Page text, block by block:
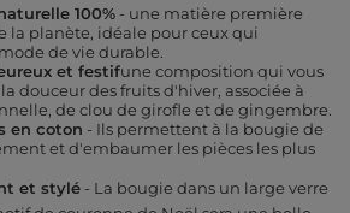
100% - une matière première
la planète, idéale pour ceux qui
de vie durable.
et festifune composition qui vous
douceur des fruits d'hiver, associée à
de clou de girofle et de gingembre.
en coton - Ils permettent à la bougie de
et d'embaumer les pièces les plus
et stylé - La bougie dans un large verre